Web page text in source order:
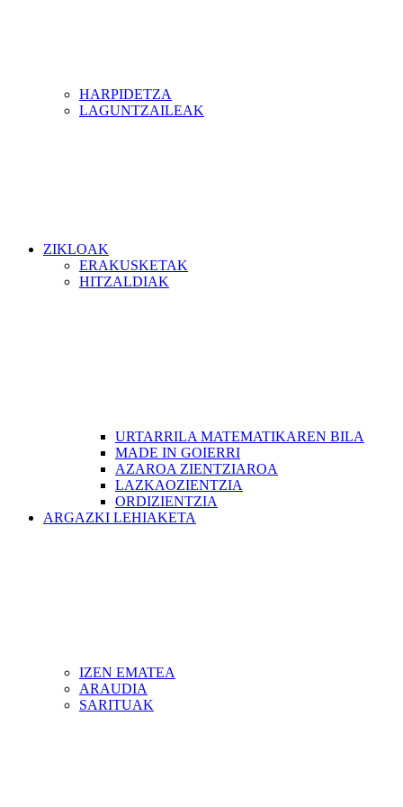
HARPIDETZA
LAGUNTZAILEAK
ZIKLOAK
ERAKUSKETAK
HITZALDIAK
URTARRILA MATEMATIKAREN BILA
MADE IN GOIERRI
AZAROA ZIENTZIAROA
LAZKAOZIENTZIA
ORDIZIENTZIA
ARGAZKI LEHIAKETA
IZEN EMATEA
ARAUDIA
SARITUAK